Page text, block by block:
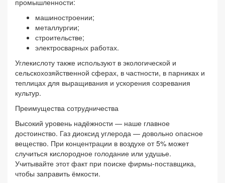
промышленности:
машиностроении;
металлургии;
строительстве;
электросварных работах.
Углекислоту также используют в экологической и
сельскохозяйственной сферах, в частности, в парниках и
теплицах для выращивания и ускорения созревания
культур.
Преимущества сотрудничества
Высокий уровень надёжности — наше главное
достоинство. Газ диоксид углерода — довольно опасное
вещество. При концентрации в воздухе от 5% может
случиться кислородное голодание или удушье.
Учитывайте этот факт при поиске фирмы-поставщика,
чтобы заправить ёмкости.